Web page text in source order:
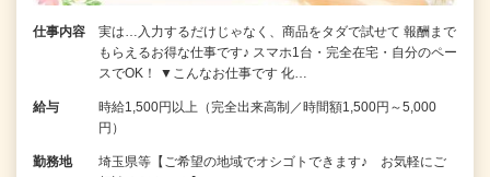
仕事内容
実は…入力するだけじゃなく、商品をタダで試せて 報酬まで
もらえるお得な仕事です♪ スマホ1台・完全在宅・自分のペー
スでOK！ ▼こんなお仕事です 化…
給与
時給1,500円以上（完全出来高制／時間額1,500円～5,000
円）
勤務地
埼玉県等【ご希望の地域でオシゴトできます♪ お気軽にご